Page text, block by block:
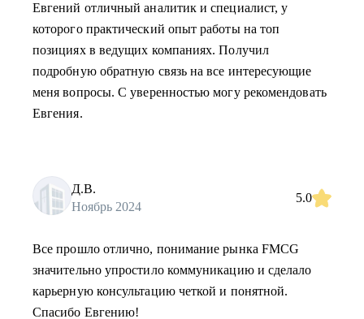
Евгений отличный аналитик и специалист, у
которого практический опыт работы на топ
позициях в ведущих компаниях. Получил
подробную обратную связь на все интересующие
меня вопросы. С уверенностью могу рекомендовать
Евгения.
Д.В.
Ноябрь 2024
5.0
Все прошло отлично, понимание рынка FMCG
значительно упростило коммуникацию и сделало
карьерную консультацию четкой и понятной.
Спасибо Евгению!